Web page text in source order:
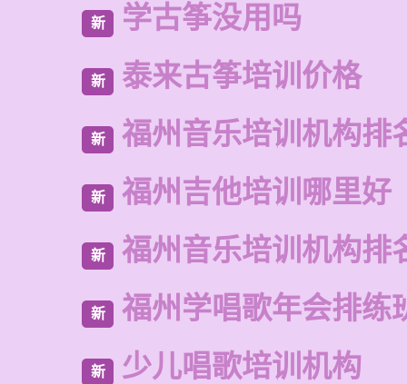
新 学古筝没用吗
新 泰来古筝培训价格
新 福州音乐培训机构排
新 福州吉他培训哪里好
新 福州音乐培训机构排
新 福州学唱歌年会排练
新 少儿唱歌培训机构